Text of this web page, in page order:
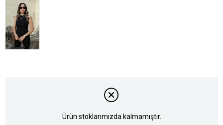
Ürün stoklarımızda kalmamıştır.